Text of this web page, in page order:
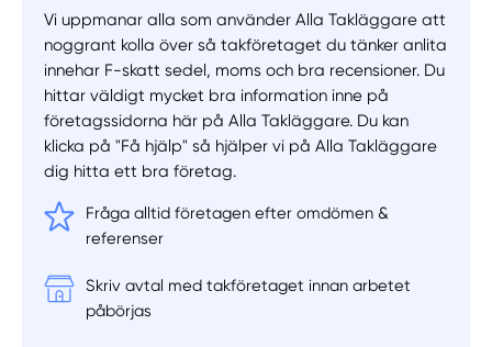
Välj tillvägagångssätt
Vi uppmanar alla som använder Alla Takläggare att
noggrant kolla över så takföretaget du tänker anlita
innehar F-skatt sedel, moms och bra recensioner. Du
hittar väldigt mycket bra information inne på
företagssidorna här på Alla Takläggare. Du kan
klicka på "Få hjälp" så hjälper vi på Alla Takläggare
dig hitta ett bra företag.
Fråga alltid företagen efter omdömen &
referenser
Skriv avtal med takföretaget innan arbetet
påbörjas